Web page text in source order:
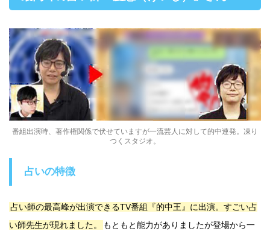
番組出演時、著作権関係で伏せていますが一流芸人に対して的中連発。凍り
つくスタジオ。
占いの特徴
占い師の最高峰が出演できるTV番組『的中王』に出演。すごい占
い師先生が現れました。
もともと能力がありましたが登場から一